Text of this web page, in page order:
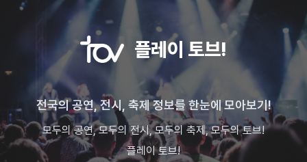
플레이 토브!
전국의 공연, 전시, 축제 정보를 한눈에 모아보기!
모두의 공연, 모두의 전시, 모두의 축제, 모두의 토브!
플레이 토브!